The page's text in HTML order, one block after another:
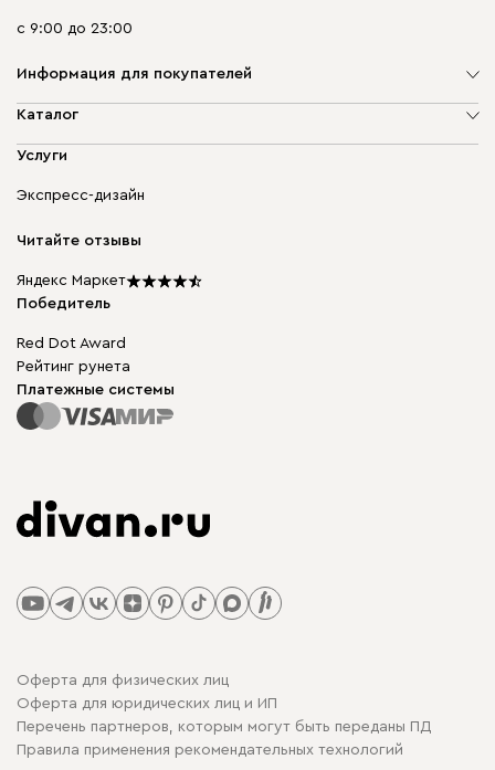
с 9:00 до 23:00
Информация для покупателей
О компании
Доставка и оплата
диван.клуб
Карьера
Подарочные сертификаты
Мы в прессе
Каталог
Мягкая мебель
Бескаркасная мебель
Столы и стулья
Услуги
Экспресс-дизайн
Читайте отзывы
Яндекс Маркет
Победитель
Red Dot Award
Рейтинг рунета
Платежные системы
Оферта для физических лиц
Оферта для юридических лиц и ИП
Перечень партнеров, которым могут быть переданы ПД
Правила применения рекомендательных технологий